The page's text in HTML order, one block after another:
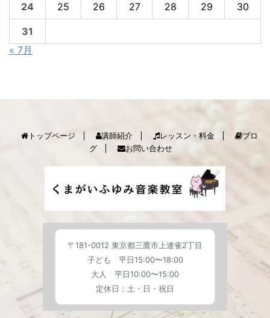
24 25 26 27 28 29 30
31
« 7月
トップページ 講師紹介 レッスン・料金
ブロ
グ
お問い合わせ
〒181-0012 東京都三鷹市上連雀2丁目
子ども 平日15:00〜18:00
大人 平日10:00〜15:00
定休日：土・日・祝日